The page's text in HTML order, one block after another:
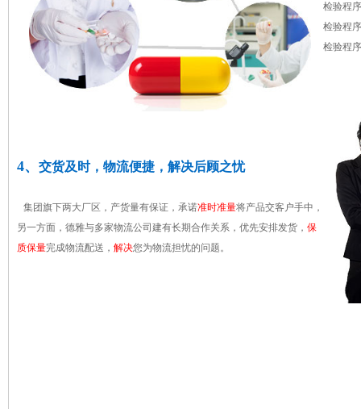
检验程
检验程
检验程
4、 交货及时，物流便捷，解决后顾之忧
集团旗下两大厂区，产货量有保证，承诺准时准量将产品交客户手中，
另一方面，德雅与多家物流公司建有长期合作关系，优先安排发货， 保
质保量完成物流配送， 解决您为物流担忧的问题。